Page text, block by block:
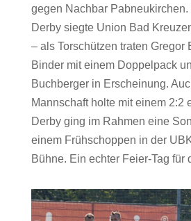
gegen Nachbar
Derby siegte Union Bad
– als Torschützen traten Gregor
Binder mit einem Doppelpack
Buchberger in Erscheinung.
Mannschaft holte mit einem 2:2
Derby ging im Rahmen eine
einem Frühschoppen in der
Bühne. Ein echter Feier-Tag für